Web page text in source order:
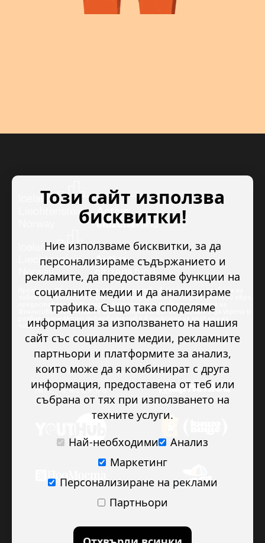
Проектът “Младежкото доброволчество в подкрепа на правата на
човека” се изпълнява с финансова подкрепа в размер на 89 978.50 евро,
предоставена от Исландия, Лихтенщайн и Норвегия по линия на
Финансовия механизъм на ЕИП. Основната цел на проекта е да укрепи и
развие младежкото доброволчество в подкрепа на правата на
човека.
Този сайт използва
бисквитки!
Ние използваме бисквитки, за да
персонализираме съдържанието и
рекламите, да предоставяме функции на
социалните медии и да анализираме
трафика. Също така споделяме
информация за използването на нашия
сайт със социалните медии, рекламните
партньори и платформите за анализ,
които може да я комбинират с друга
информация, предоставена от теб или
събрана от тях при използването на
техните услуги.
Най-необходими
Анализ
Маркетинг
Персонализиране на реклами
Партньори